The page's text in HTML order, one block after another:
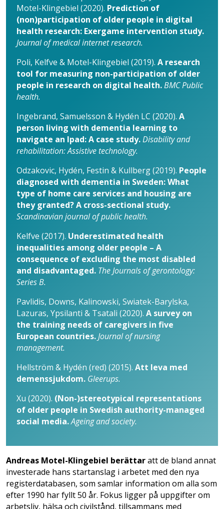
Motel-Klingebiel (2020). Prediction of
(non)participation of older people in digital
health research: Exergame intervention study.
Journal of medical internet research.
Poli, Kelfve & Motel-Klingebiel (2019). A research
tool for measuring non-participation of older
people in research on digital health.BMC Public
health.
Ingebrand, Samuelsson & Hydén LC (2020). A
person living with dementia learning to
navigate an Ipad: A case study.Disability and
rehabilitation: Assistive technology.
Odzakovic, Hydén, Festin & Kullberg (2019). People
diagnosed with dementia in Sweden: What
type of home care services and housing are
they granted? A cross-sectional study.
Scandinavian journal of public health.
Kelfve (2017). Underestimated health
inequalities among older people – A
consequence of excluding the most disabled
and disadvantaged. The Journals of gerontology:
Series B.
Pavlidis, Downs, Kalinowski, Swiatek-Barylska,
Lazuras, Ypsilanti & Tsatali (2020). A survey on
the training needs of caregivers in five
European countries.Journal of nursing
management.
Hellström & Hydén (red) (2015). Att leva med
demenssjukdom. Gleerups.
Xu (2020). (Non-)stereotypical representations
of older people in Swedish authority-managed
social media.Ageing and society.
Andreas Motel-Klingebiel berättaratt de bland annat
investerade hans startanslag i arbetet med den nya
registerdatabasen, som samlar information om alla som
efter 1990 har fyllt 50 år. Fokus ligger på uppgifter om
arbetsliv, hälsa och civilstånd, tillsammans med